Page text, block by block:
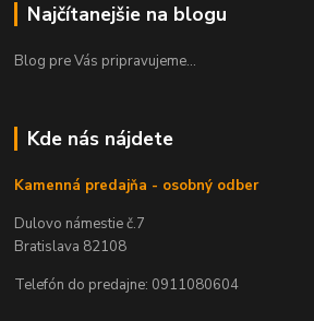
Najčítanejšie na blogu
Blog pre Vás pripravujeme...
Kde nás nájdete
Kamenná predajňa - osobný odber
Dulovo námestie č.7
Bratislava 82108
Telefón do predajne: 0911080604